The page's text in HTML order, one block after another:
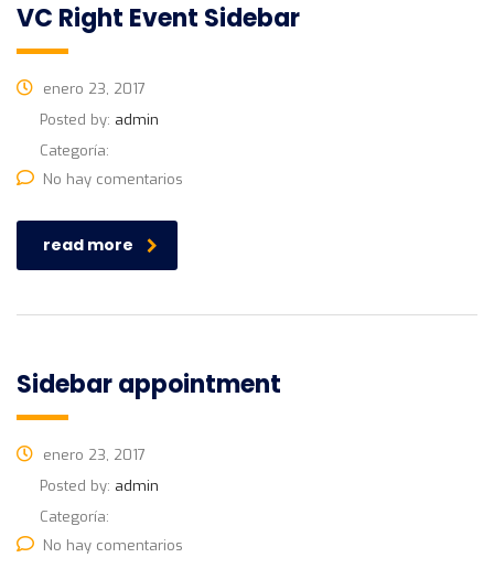
VC Right Event Sidebar
enero 23, 2017
Posted by: admin
Categoría:
No hay comentarios
read more
Sidebar appointment
enero 23, 2017
Posted by: admin
Categoría:
No hay comentarios